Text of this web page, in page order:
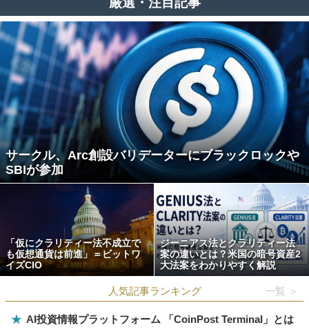
サークル、Arc創設バリデーターにブラックロックや
SBIが参加
「仮にクラリティー法不成立で
も仮想通貨は前進」＝ビットワ
イズCIO
ジーニアス法とクラリティー法
案の違いとは？米国の暗号資産2
大法案をわかりやすく解説
人気記事ランキング 一覧 ＞
★ AI投資情報プラットフォーム 「CoinPost Terminal」とは